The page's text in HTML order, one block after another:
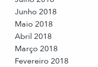
Junho 2018
Maio 2018
Abril 2018
Março 2018
Fevereiro 2018